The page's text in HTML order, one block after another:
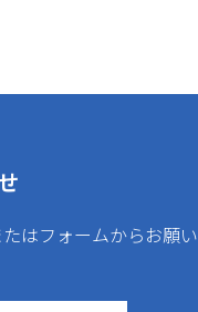
はフォームからお願い